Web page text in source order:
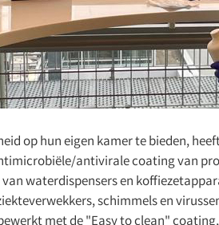
op hun eigen kamer te bieden,
antivirale coating van
waterdispensers en
schimmels en